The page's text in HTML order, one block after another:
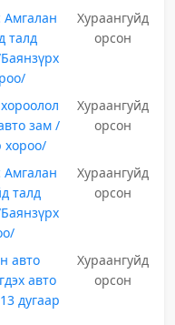
талд
Хураангуйд
орсон
зам /
хороо/
Хураангуйд
орсон
талд
Хураангуйд
орсон
авто
авто
дугаар
Хураангуйд
орсон